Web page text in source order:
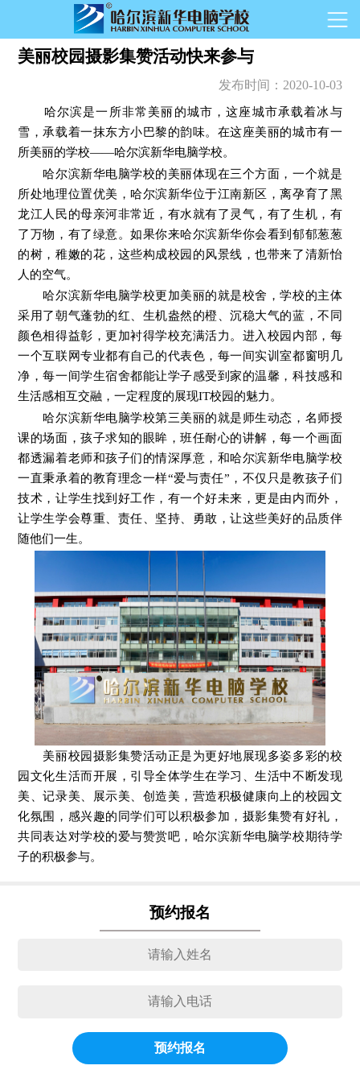
美丽校园摄影集赞活动快来参与
发布时间： 2020-10-03
哈尔滨是一所非常美丽的城市，这座城市承载着冰与
雪，承载着一抹东方小巴黎的韵味。在这座美丽的城市有一
所美丽的学校——哈尔滨新华电脑学校。
哈尔滨新华电脑学校的美丽体现在三个方面，一个就是
所处地理位置优美，哈尔滨新华位于江南新区，离孕育了黑
龙江人民的母亲河非常近，有水就有了灵气，有了生机，有
了万物，有了绿意。如果你来哈尔滨新华你会看到郁郁葱葱
的树，稚嫩的花，这些构成校园的风景线，也带来了清新怡
人的空气。
哈尔滨新华电脑学校更加美丽的就是校舍，学校的主体
采用了朝气蓬勃的红、生机盎然的橙、沉稳大气的蓝，不同
颜色相得益彰，更加衬得学校充满活力。进入校园内部，每
一个互联网专业都有自己的代表色，每一间实训室都窗明几
净，每一间学生宿舍都能让学子感受到家的温馨，科技感和
生活感相互交融，一定程度的展现IT校园的魅力。
哈尔滨新华电脑学校第三美丽的就是师生动态，名师授
课的场面，孩子求知的眼眸，班任耐心的讲解，每一个画面
都透漏着老师和孩子们的情深厚意，和哈尔滨新华电脑学校
一直秉承着的教育理念一样“爱与责任”，不仅只是教孩子们
技术，让学生找到好工作，有一个好未来，更是由内而外，
让学生学会尊重、责任、坚持、勇敢，让这些美好的品质伴
随他们一生。
美丽校园摄影集赞活动正是为更好地展现多姿多彩的校
园文化生活而开展，引导全体学生在学习、生活中不断发现
美、记录美、展示美、创造美，营造积极健康向上的校园文
化氛围，感兴趣的同学们可以积极参加，摄影集赞有好礼，
共同表达对学校的爱与赞赏吧，哈尔滨新华电脑学校期待学
子的积极参与。
预约报名
预约报名